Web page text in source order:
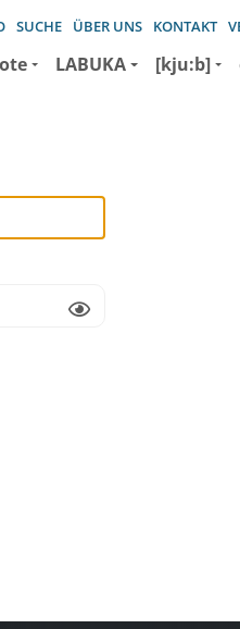
SUCHE ÜBER UNS KONTAKT
LABUKA [kju:b]